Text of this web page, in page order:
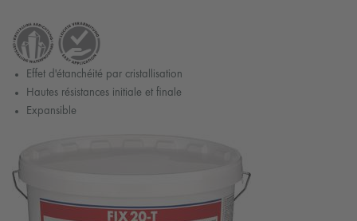
Effet d'étanchéité par cristallisation
Hautes résistances initiale et finale
Expansible